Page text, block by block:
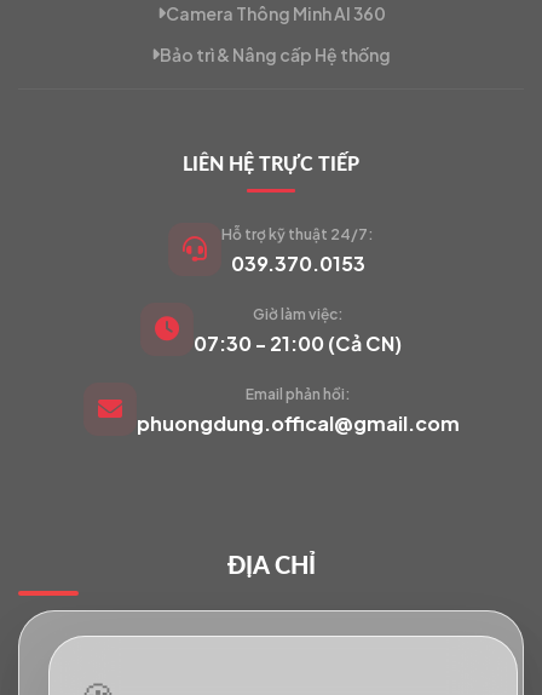
VIETCAM.VN
Đang trực tuyến
Camera Thông Minh AI 360
Bảo trì & Nâng cấp Hệ thống
LIÊN HỆ TRỰC TIẾP
Hỗ trợ kỹ thuật 24/7:
039.370.0153
Giờ làm việc:
07:30 - 21:00 (Cả CN)
Email phản hồi:
phuongdung.offical@gmail.com
ĐỊA CHỈ